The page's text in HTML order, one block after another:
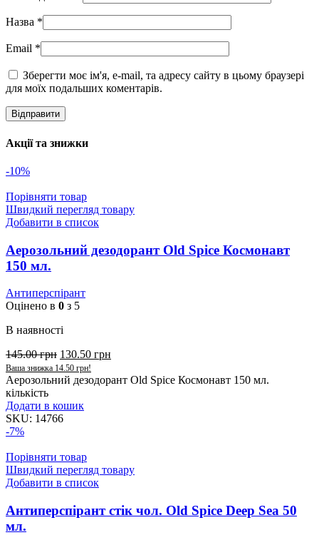
Назва *
Email *
Зберегти моє ім'я, e-mail, та адресу сайту в цьому браузері
для моїх подальших коментарів.
Акції та знижки
-10%
Порівняти товар
Швидкий перегляд товару
Добавити в список
Аерозольний дезодорант Old Spice Космонавт
150 мл.
Антиперспірант
Оцінено в 0 з 5
В наявності
145.00грн 130.50 грн
Ваша знижка 14.50 грн!
Аерозольний дезодорант Old Spice Космонавт 150 мл.
кількість
Додати в кошик
SKU: 14766
-7%
Порівняти товар
Швидкий перегляд товару
Добавити в список
Антиперспірант стік чол. Old Spice Deep Sea 50
мл.